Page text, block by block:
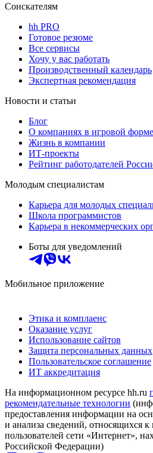
Соискателям
hh PRO
Готовое резюме
Все сервисы
Хочу у вас работать
Производственный календарь
Экспертная рекомендация
Новости и статьи
Блог
О компаниях в игровой форме
Жизнь в компании
ИТ-проекты
Рейтинг работодателей
Молодым специалистам
Карьера для молодых
Школа программистов
Карьера в некоммерческих
Боты для уведомлений
Мобильное приложение
Этика и комплаенс
Оказание услуг
Использование сайтов
Защита персональных данных
Пользовательское соглашение
ИТ аккредитация
На информационном ресурсе hh.ru
рекомендательные технологии
предоставления информации на
и анализа сведений, относящихся
пользователей сети «Интернет»,
Российской Федерации)